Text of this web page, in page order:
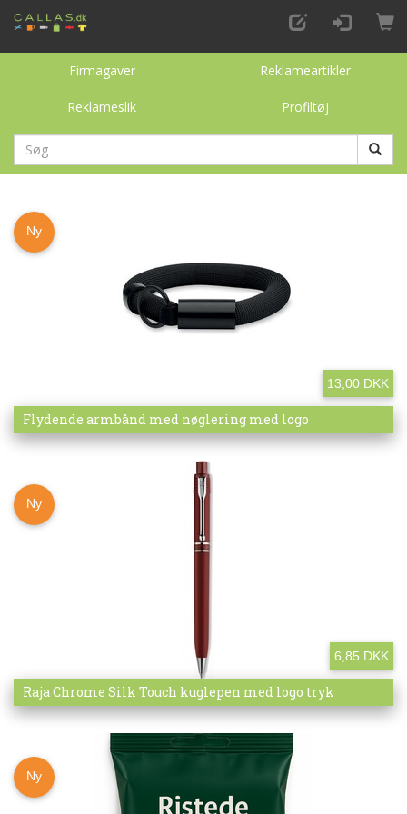
Firmagaver Reklameartikler
Reklameslik Profiltøj
Ny
13,00 DKK
Flydende armbånd med nøglering med logo
Mere info
Ny
6,85 DKK
Raja Chrome Silk Touch kuglepen med logo tryk
Mere info
Ny